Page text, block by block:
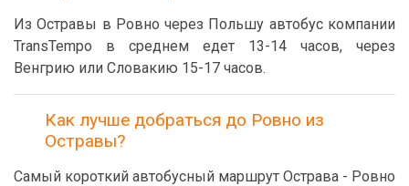
Из Остравы в Ровно через Польшу автобус компании
TransTempo в среднем едет 13-14 часов, через
Венгрию или Словакию 15-17 часов.
Как лучше добраться до Ровно из
Остравы?
Самый короткий автобусный маршрут Острава - Ровно